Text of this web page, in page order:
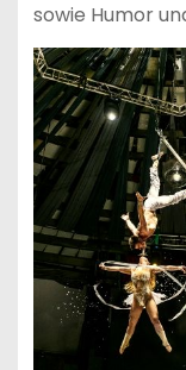
sowie Humor